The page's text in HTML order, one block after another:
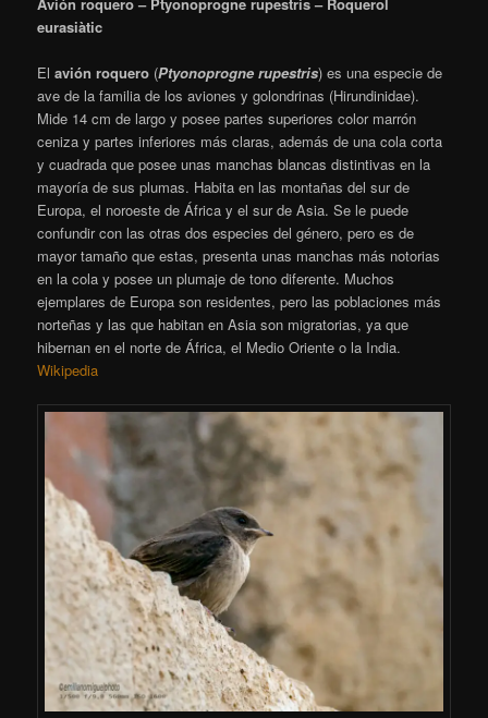
eurasiàtic
Elavión roquero ​ (Ptyonoprogne rupestris) es una especie de
ave de la familia de los aviones y golondrinas (Hirundinidae).
Mide 14 cm de largo y posee partes superiores color marrón
ceniza y partes inferiores más claras, además de una cola corta
y cuadrada que posee unas manchas blancas distintivas en la
mayoría de sus plumas. Habita en las montañas del sur de
Europa, el noroeste de África y el sur de Asia. Se le puede
confundir con las otras dos especies del género, pero es de
mayor tamaño que estas, presenta unas manchas más notorias
en la cola y posee un plumaje de tono diferente. Muchos
ejemplares de Europa son residentes, pero las poblaciones más
norteñas y las que habitan en Asia son migratorias, ya que
hibernan en el norte de África, el Medio Oriente o la India.
Wikipedia